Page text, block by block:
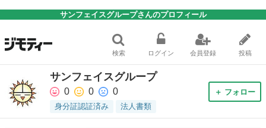
サンフェイスグループさんのプロフィール
検索 ログイン 会員登録 投稿
サンフェイスグループ
0 0 0
身分証認証済み 法人書類
＋ フォロー